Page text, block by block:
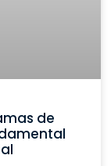
de